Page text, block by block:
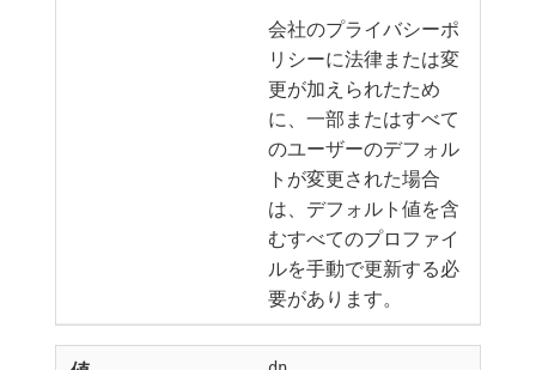
会社のプライバシーポ
リシーに法律または変
更が加えられたため
に、一部またはすべて
のユーザーのデフォル
トが変更された場合
は、デフォルト値を含
むすべてのプロファイ
ルを手動で更新する必
要があります。